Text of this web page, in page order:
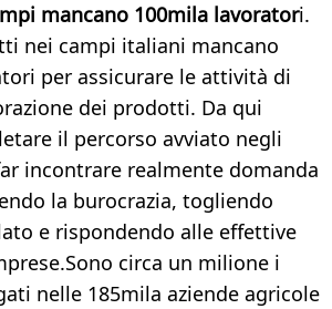
mancano 100mila lavoratori.
nei campi italiani mancano
per assicurare le attività di
dei prodotti. Da qui
il percorso avviato negli
incontrare realmente domanda
la burocrazia, togliendo
e rispondendo alle effettive
circa un milione i
nelle 185mila aziende agricole